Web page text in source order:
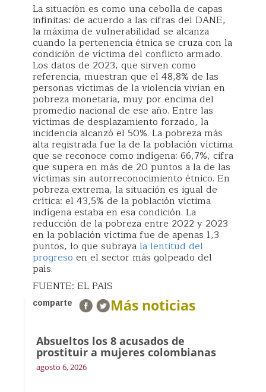
La situación es como una cebolla de capas
infinitas: de acuerdo a las cifras del DANE,
la máxima de vulnerabilidad se alcanza
cuando la pertenencia étnica se cruza con la
condición de víctima del conflicto armado.
Los datos de 2023, que sirven como
referencia, muestran que el 48,8% de las
personas víctimas de la violencia vivían en
pobreza monetaria, muy por encima del
promedio nacional de ese año. Entre las
víctimas de desplazamiento forzado, la
incidencia alcanzó el 50%. La pobreza más
alta registrada fue la de la población víctima
que se reconoce como indígena: 66,7%, cifra
que supera en más de 20 puntos a la de las
víctimas sin autorreconocimiento étnico. En
pobreza extrema, la situación es igual de
crítica: el 43,5% de la población víctima
indígena estaba en esa condición. La
reducción de la pobreza entre 2022 y 2023
en la población víctima fue de apenas 1,3
puntos, lo que subrayala lentitud del
progreso en el sector más golpeado del
país.
FUENTE: EL PAIS
comparte Más noticias
Absueltos los 8 acusados de
prostituir a mujeres colombianas
agosto 6, 2026